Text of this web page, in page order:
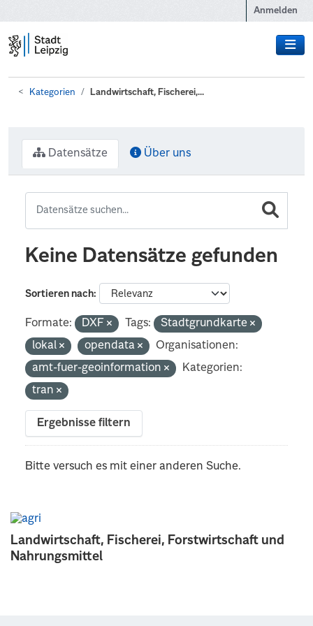
Anmelden
Kategorien Landwirtschaft, Fischerei,...
Landwirtschaft, Fischerei, Forstwirtschaft und
Nahrungsmittel
Datensätze Über uns
Keine Datensätze gefunden
Sortieren nach
Formate: DXF Tags:
Stadtgrundkarte
lokal
opendata
Organisationen:
amt-fuer-geoinformation
Kategorien:
tran
Ergebnisse filtern
Bitte versuch es mit einer anderen Suche.